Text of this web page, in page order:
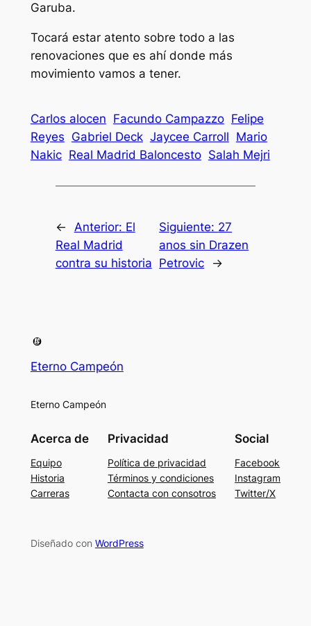
Garuba.
Tocará estar atento sobre todo a las
renovaciones que es ahí donde más
movimiento vamos a tener.
Carlos alocen Facundo Campazzo Felipe
Reyes Gabriel Deck Jaycee Carroll Mario
Nakic Real Madrid Baloncesto Salah Mejri
← Anterior: El
Real Madrid
contra su historia
Siguiente: 27
anos sin Drazen
Petrovic
→
Eterno Campeón
Eterno Campeón
Acerca de
Equipo
Historia
Carreras
Privacidad
Política de privacidad
Términos y condiciones
Contacta con consotros
Social
Facebook
Instagram
Twitter/X
Diseñado con WordPress